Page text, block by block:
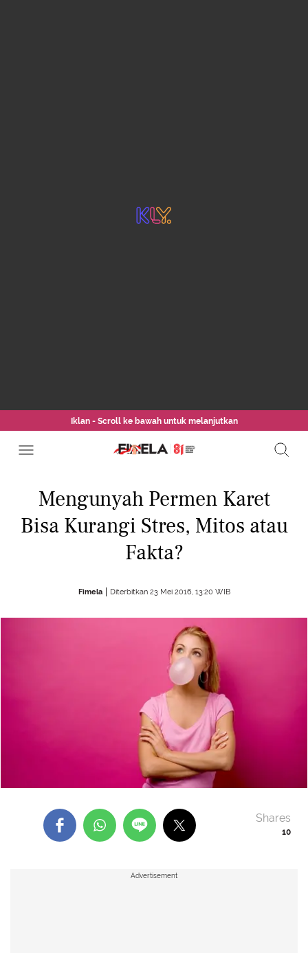
Iklan - Scroll ke bawah untuk melanjutkan
Mengunyah Permen Karet
Bisa Kurangi Stres, Mitos atau
Fakta?
Fimela Diterbitkan 23 Mei 2016, 13:20 WIB
10
Shares
Advertisement